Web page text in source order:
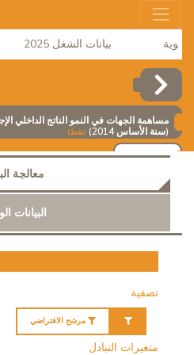
بيانات الشغل 2025
مساهمة الجهات في النمو الناتج الداخلي
(سنة الأساس 2014)
(نقط)
معالجة
البيانات
تصفية
مرشح الافتراضي
متغيرات التبادل